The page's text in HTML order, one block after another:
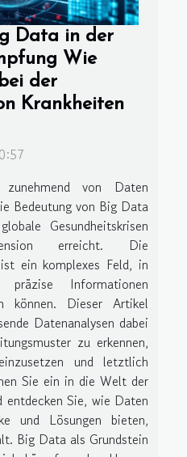
Data in der
Wie
der
Krankheiten
von Daten
Bedeutung von Big Data
Gesundheitskrisen
erreicht. Die
ein komplexes Feld, in
Informationen
können. Dieser Artikel
Datenanalysen dabei
zu erkennen,
und letztlich
Sie ein in die Welt der
entdecken Sie, wie Daten
und Lösungen bieten,
Big Data als Grundstein